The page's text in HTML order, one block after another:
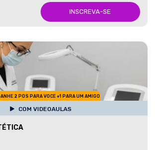
INSCREVA-SE
2 POS PARA VOCE +1 PARA UM AMIGO
COM VIDEOAULAS